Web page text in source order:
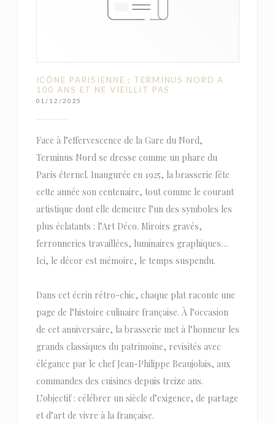
ICÔNE PARISIENNE : TERMINUS NORD A
100 ANS ET NE VIEILLIT PAS
01/12/2025
Face à l’effervescence de la Gare du Nord,
Terminus Nord se dresse comme un phare du
Paris éternel. Inaugurée en 1925, la brasserie fête
cette année son centenaire, tout comme le courant
artistique dont elle demeure l’un des symboles les
plus éclatants : l’Art Déco. Miroirs gravés,
ferronneries travaillées, luminaires graphiques…
Ici, le décor est mémoire, le temps suspendu.
Dans cet écrin rétro-chic, chaque plat raconte une
page de l’histoire culinaire française. À l’occasion
de cet anniversaire, la brasserie met à l’honneur les
grands classiques du patrimoine, revisités avec
élégance par le chef Jean-Philippe Beaujolais, aux
commandes des cuisines depuis treize ans.
L’objectif : célébrer un siècle d’exigence, de partage
et d’art de vivre à la française.